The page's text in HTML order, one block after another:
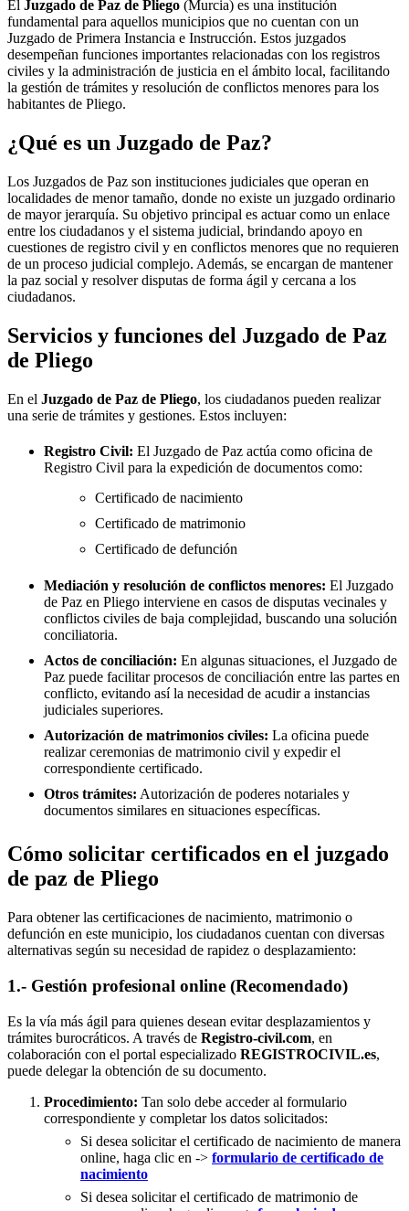
El Juzgado de Paz de Pliego (Murcia) es una institución
fundamental para aquellos municipios que no cuentan con un
Juzgado de Primera Instancia e Instrucción. Estos juzgados
desempeñan funciones importantes relacionadas con los registros
civiles y la administración de justicia en el ámbito local, facilitando
la gestión de trámites y resolución de conflictos menores para los
habitantes de Pliego.
¿Qué es un Juzgado de Paz?
Los Juzgados de Paz son instituciones judiciales que operan en
localidades de menor tamaño, donde no existe un juzgado ordinario
de mayor jerarquía. Su objetivo principal es actuar como un enlace
entre los ciudadanos y el sistema judicial, brindando apoyo en
cuestiones de registro civil y en conflictos menores que no requieren
de un proceso judicial complejo. Además, se encargan de mantener
la paz social y resolver disputas de forma ágil y cercana a los
ciudadanos.
Servicios y funciones del Juzgado de Paz
de Pliego
En el Juzgado de Paz de Pliego, los ciudadanos pueden realizar
una serie de trámites y gestiones. Estos incluyen:
Registro Civil: El Juzgado de Paz actúa como oficina de
Registro Civil para la expedición de documentos como:
Certificado de nacimiento
Certificado de matrimonio
Certificado de defunción
Mediación y resolución de conflictos menores: El Juzgado
de Paz en Pliego interviene en casos de disputas vecinales y
conflictos civiles de baja complejidad, buscando una solución
conciliatoria.
Actos de conciliación: En algunas situaciones, el Juzgado de
Paz puede facilitar procesos de conciliación entre las partes en
conflicto, evitando así la necesidad de acudir a instancias
judiciales superiores.
Autorización de matrimonios civiles: La oficina puede
realizar ceremonias de matrimonio civil y expedir el
correspondiente certificado.
Otros trámites: Autorización de poderes notariales y
documentos similares en situaciones específicas.
Cómo solicitar certificados en el juzgado
de paz de Pliego
Para obtener las certificaciones de nacimiento, matrimonio o
defunción en este municipio, los ciudadanos cuentan con diversas
alternativas según su necesidad de rapidez o desplazamiento:
1.- Gestión profesional online (Recomendado)
Es la vía más ágil para quienes desean evitar desplazamientos y
trámites burocráticos. A través de Registro-civil.com, en
colaboración con el portal especializado REGISTROCIVIL.es,
puede delegar la obtención de su documento.
Procedimiento: Tan solo debe acceder al formulario
correspondiente y completar los datos solicitados:
Si desea solicitar el certificado de nacimiento de manera
online, haga clic en -> formulario de certificado de
nacimiento
Si desea solicitar el certificado de matrimonio de